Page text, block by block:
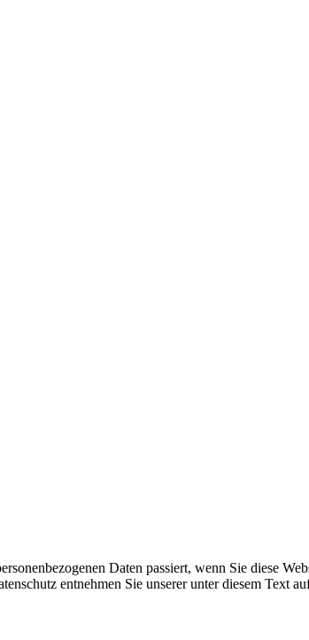
Daten passiert, wenn Sie diese
entnehmen Sie unserer unter diesem Text